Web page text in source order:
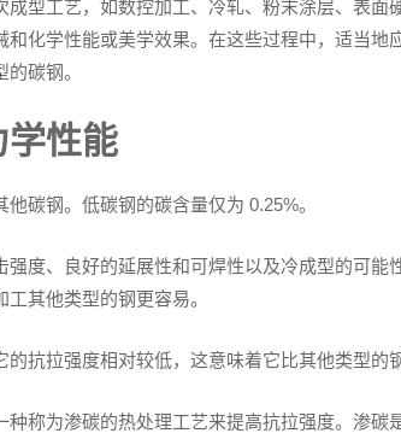
成型工艺，如数控加工、冷轧、粉末涂层、表面
和化学性能或美学效果。在这些过程中，适当地
碳钢。
学性能
碳钢。低碳钢的碳含量仅为 0.25%。
强度、良好的延展性和可焊性以及冷成型的可能
其他类型的钢更容易。
抗拉强度相对较低，这意味着它比其他类型的
种称为渗碳的热处理工艺来提高抗拉强度。渗碳